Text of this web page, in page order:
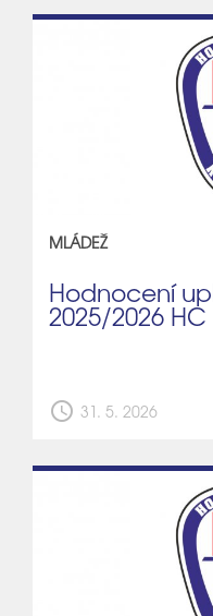
MLÁDEŽ
Hodnocení
2025/2026
schedule 31. 5. 2026